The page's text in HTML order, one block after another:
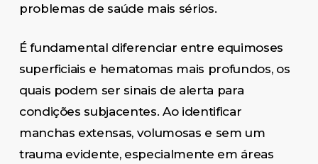
problemas de saúde mais sérios.
É fundamental diferenciar entre equimoses
superficiais e hematomas mais profundos, os
quais podem ser sinais de alerta para
condições subjacentes. Ao identificar
manchas extensas, volumosas e sem um
trauma evidente, especialmente em áreas